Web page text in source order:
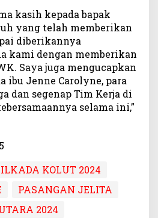
r
u
h
P
e
n
d
u
d
T
kasih kepada bapak
yang telah memberikan
diberikannya
kami dengan memberikan
Saya juga mengucapkan
ibu Jenne Carolyne, para
dan segenap Tim Kerja di
selama ini,”
KOLUT 2024
PASANGAN JELITA
2024